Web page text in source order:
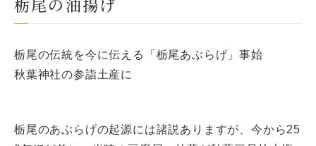
栃尾の油揚げ
栃尾の伝統を今に伝える「栃尾あぶらげ」事始
秋葉神社の参詣土産に
栃尾のあぶらげの起源には諸説ありますが、今から25